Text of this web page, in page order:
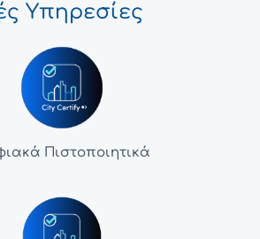
Υπηρεσίες
Πιστοποιητικά